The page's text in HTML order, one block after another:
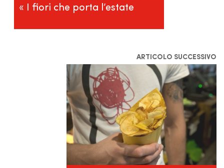
« I fiori che porta l’estate
ARTICOLO SUCCESSIVO